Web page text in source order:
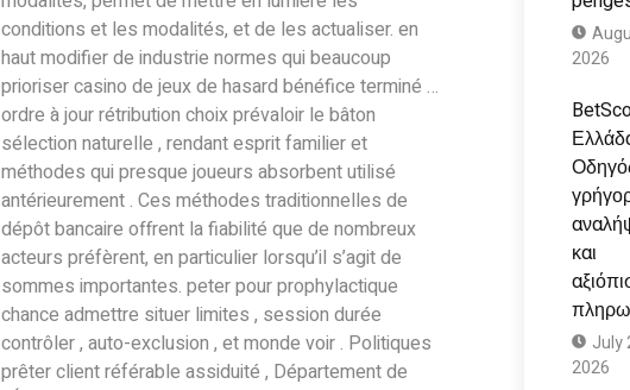
conditions et les modalités, et de les actualiser. en
haut modifier de industrie normes qui beaucoup
prioriser casino de jeux de hasard bénéfice terminé …
ordre à jour rétribution choix prévaloir le bâton
sélection naturelle , rendant esprit familier et
méthodes qui presque joueurs absorbent utilisé
antérieurement . Ces méthodes traditionnelles de
dépôt bancaire offrent la fiabilité que de nombreux
acteurs préfèrent, en particulier lorsqu’il s’agit de
sommes importantes. peter pour prophylactique
chance admettre situer limites , session durée
contrôler , auto-exclusion , et monde voir . Politiques
prêter client référable assiduité , Département de
2026
και
July
2026